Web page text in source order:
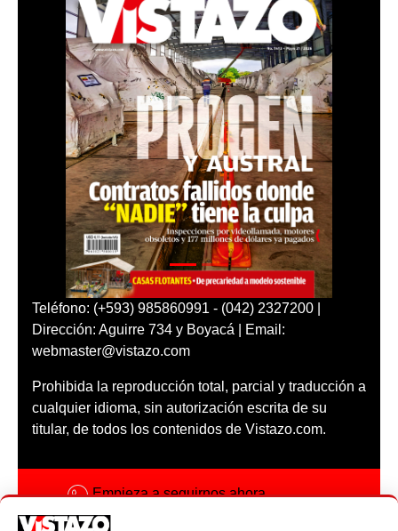
Teléfono: (+593) 985860991 - (042) 2327200 |
Dirección: Aguirre 734 y Boyacá | Email:
webmaster@vistazo.com
Prohibida la reproducción total, parcial y traducción a
cualquier idioma, sin autorización escrita de su
titular, de todos los contenidos de Vistazo.com.
Empieza a seguirnos ahora